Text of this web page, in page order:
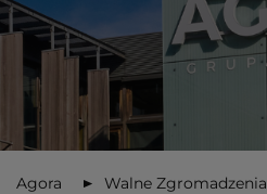
Agora
Walne Zgromadzenia